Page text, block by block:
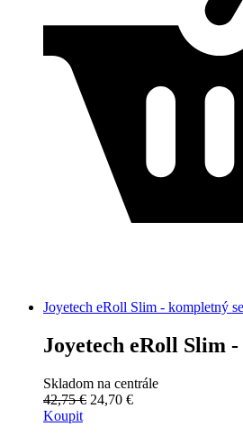
Joyetech eRoll Slim - kompletný
Joyetech eRoll Slim
Skladom na centrále
42,75 € 24,70 €
Koupit